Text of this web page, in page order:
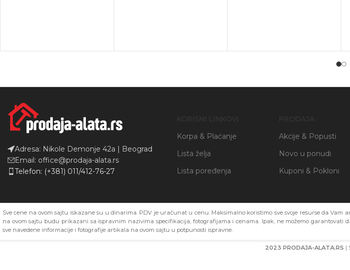
Adresa: Nikole Demonje 42a | Beograd
Email: office@prodaja-alata.rs
Telefon: (+381) 011/412-76-27
Korpa & Plaćanje
Lista želja
Lista poređenja
Akcije & Popusti
Novo u ponudi
Kuponi & Pokloni
Sve cene na ovom sajtu iskazane su u dinarima. PDV je uračunat u cenu. Maksimalno koristimo sve svoje resurse da Vam
na ovom sajtu budu prikazani sa ispravnim nazivima specifikacija, fotografijama i cenama. Ipak, ne možemo garantovati
sve navedene informacije i fotografije artikala na ovom sajtu u potpunosti ispravne.
2023 PRODAJA-ALATA.RS |